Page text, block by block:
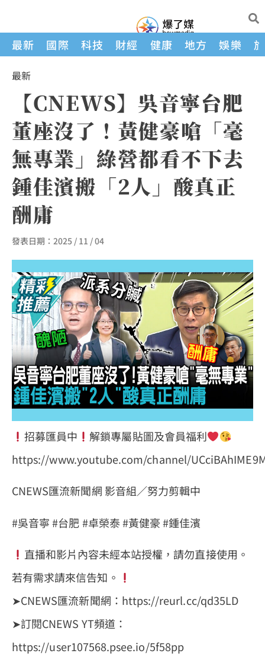
最新 國際 科技 財經 健康 地方 娛樂
最新
【CNEWS】吳音寧台肥
董座沒了！黃健豪嗆「毫
無專業」綠營都看不下去
鍾佳濱搬「2人」酸真正
酬庸
發表日期： 2025 / 11 / 04
招募匯員中
解鎖專屬貼圖及會員福利
https://www.youtube.com/channel/
CNEWS匯流新聞網 影音組／努力剪輯中
#吳音寧 #台肥 #卓榮泰 #黃健豪 #鍾佳濱
直播和影片內容未經本站授權，請勿直接使用。
若有需求請來信告知。
➤CNEWS匯流新聞網：https://reurl.cc/qd35LD
➤訂閱CNEWS YT頻道：
https://user107568.psee.io/5f58pp